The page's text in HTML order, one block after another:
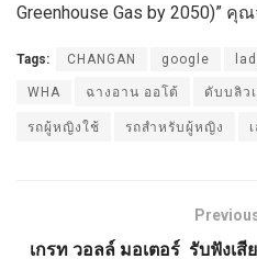
Greenhouse Gas by 2050)”
Tags: CHANGAN google
WHA ฉางอาน ออโต้ ดับบลิว
รถผู้หญิงใช้ รถสำหรับผู้หญิง
เกรท วอลล์ มอเตอร์ รับฟังเสี